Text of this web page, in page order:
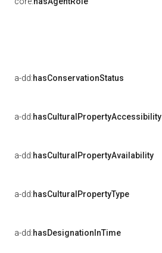
a-dd:hasConservationStatus
a-dd:hasCulturalPropertyAccessibility
a-dd:hasCulturalPropertyAvailability
a-dd:hasCulturalPropertyType
a-dd:hasDesignationInTime